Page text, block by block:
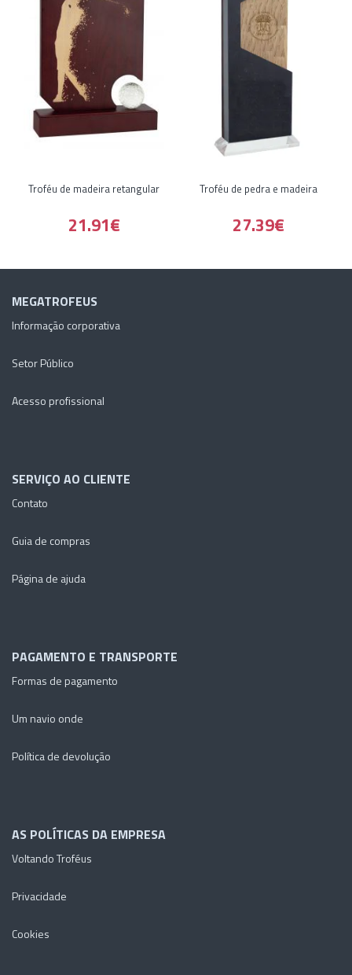
Troféu de madeira retangular
21.91€
Troféu de pedra e madeira
27.39€
MEGATROFEUS
Informação corporativa
Setor Público
Acesso profissional
SERVIÇO AO CLIENTE
Contato
Guia de compras
Página de ajuda
PAGAMENTO E TRANSPORTE
Formas de pagamento
Um navio onde
Política de devolução
AS POLÍTICAS DA EMPRESA
Voltando Troféus
Privacidade
Cookies